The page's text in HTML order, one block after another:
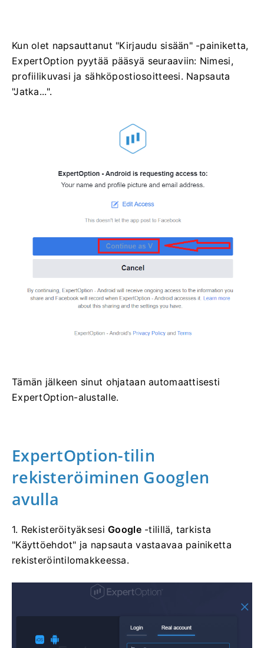
Kun olet napsauttanut "Kirjaudu sisään" -painiketta,
ExpertOption pyytää pääsyä seuraaviin: Nimesi,
profiilikuvasi ja sähköpostiosoitteesi. Napsauta
"Jatka...".
Tämän jälkeen sinut ohjataan automaattisesti
ExpertOption-alustalle.
ExpertOption-tilin
rekisteröiminen Googlen
avulla
1. RekisteröityäksesiGoogle-tilillä, tarkista
"Käyttöehdot" ja napsauta vastaavaa painiketta
rekisteröintilomakkeessa.